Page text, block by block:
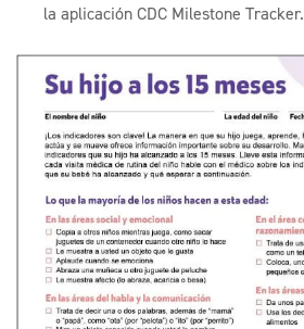
la aplicación CDC Milestone Tracker.